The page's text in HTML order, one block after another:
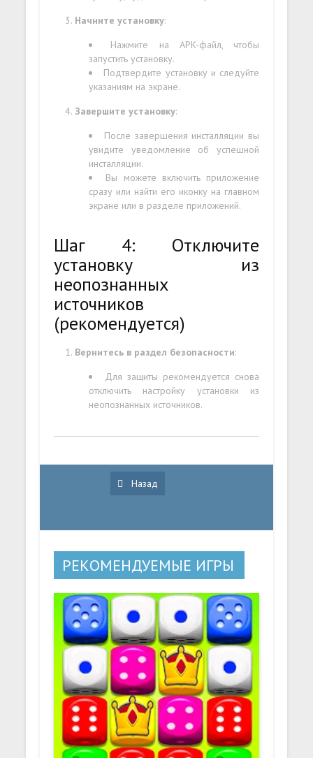
Начните установку:
Нажмите на APK-файл, чтобы
запустить установку.
Подтвердите установку и следуйте
указаниям на экране.
Завершите установку:
После завершения инсталляции вы
увидите уведомление об успешной
инсталляции.
Вы можете включить приложение
сразу или найти его иконку на главном
экране или в разделе приложений.
Шаг 4: Отключите
установку из
неопознанных
источников
(рекомендуется)
Вернитесь в раздел безопасности:
Для защиты рекомендуется снова
отключить настройку установки из
неопознанных источников.
Назад
РЕКОМЕНДУЕМЫЕ ИГРЫ